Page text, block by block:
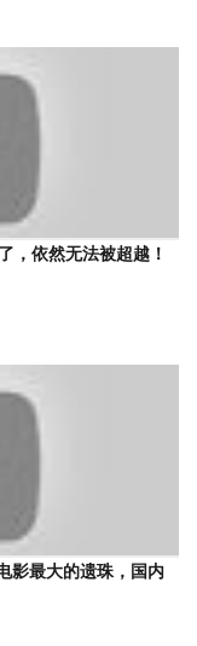
，依然无法被超越！
影最大的遗珠，国内